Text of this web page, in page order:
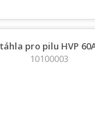
pro pilu HVP
10100003